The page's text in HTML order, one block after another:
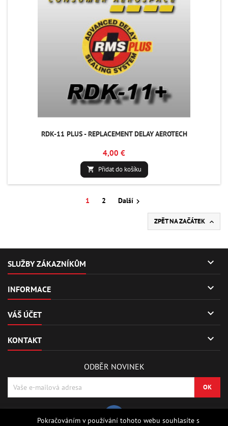
RDK-11 PLUS - REPLACEMENT DELAY AEROTECH
4,00 €
 Přidat do košíku
1 2 Další 
ZPĚT NA ZAČÁTEK 
SLUŽBY ZÁKAZNÍKŮM 
INFORMACE 
VÁŠ ÚČET 
KONTAKT 
Pokračováním v používání tohoto webu souhlasíte s
ODBĚR NOVINEK